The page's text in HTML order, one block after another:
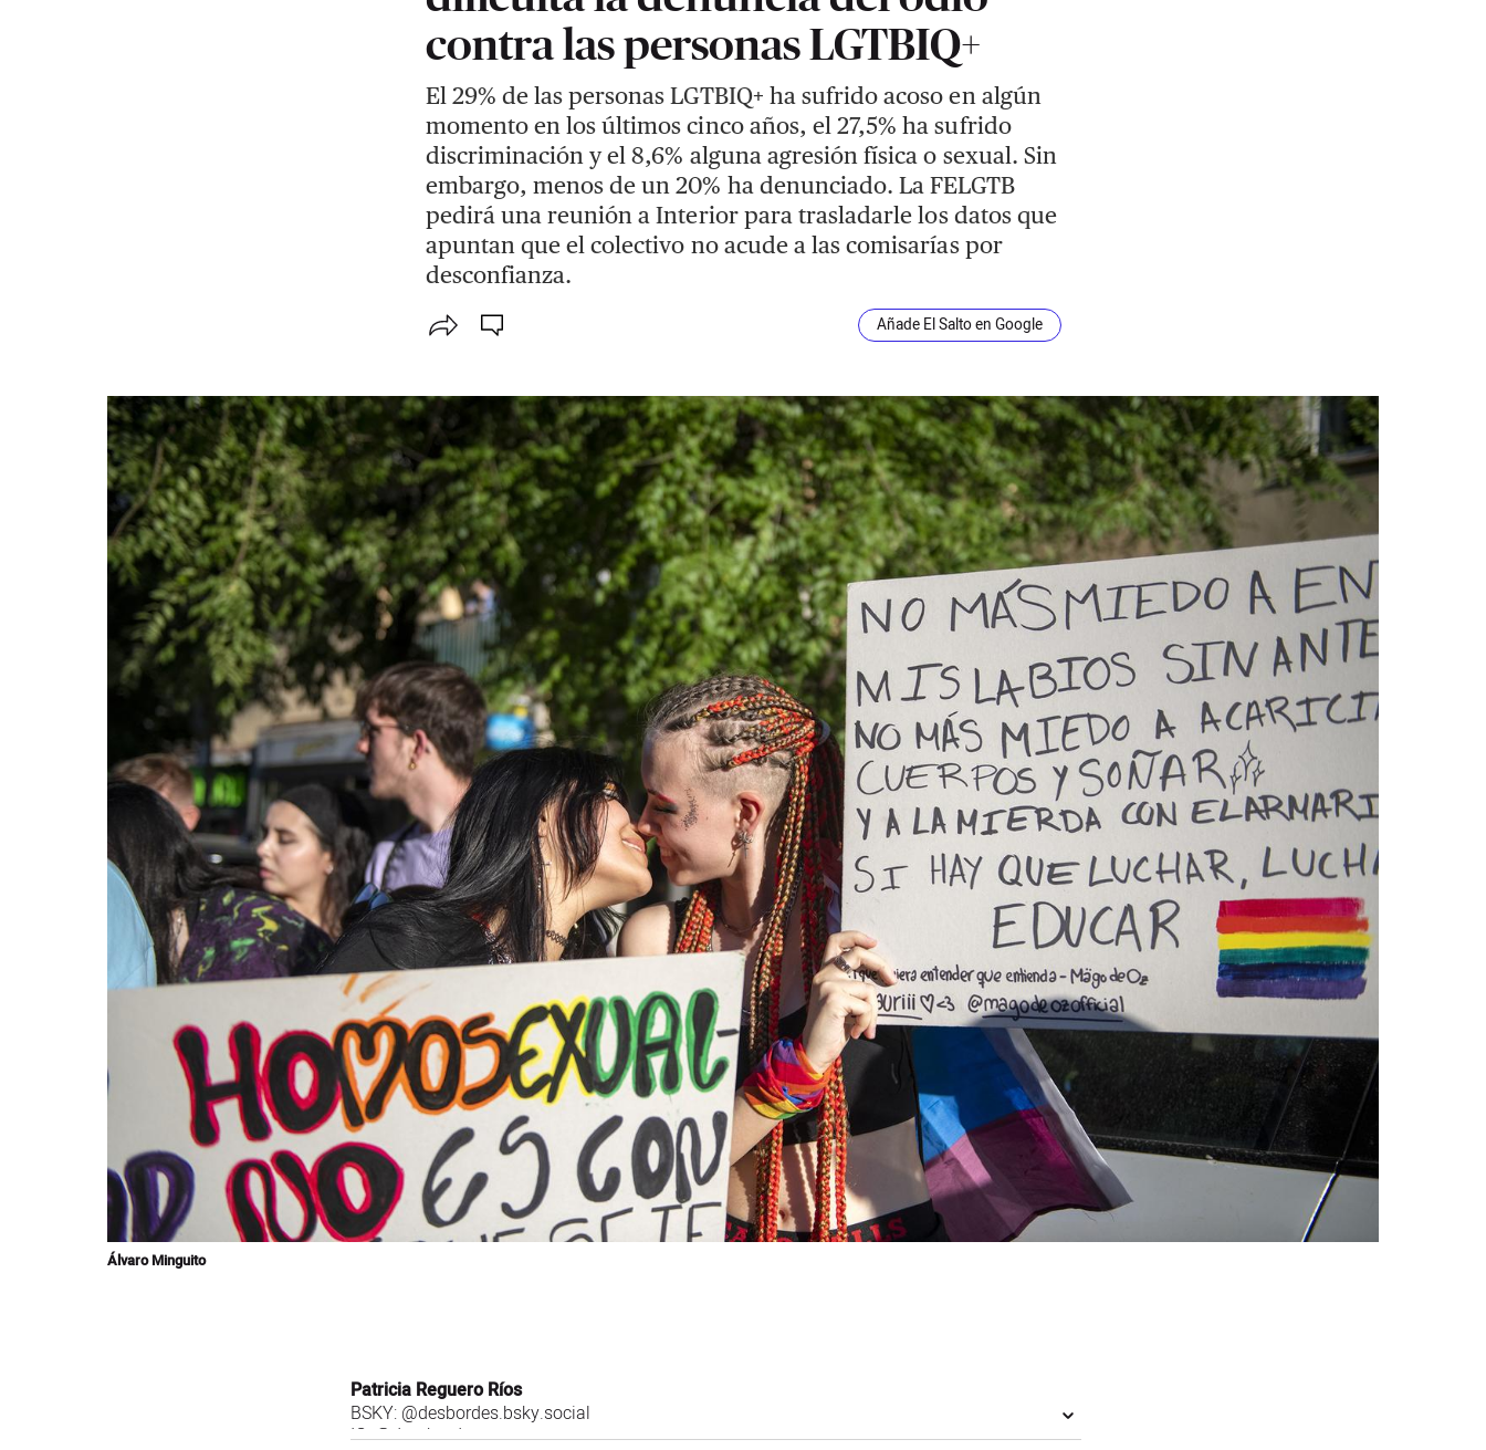
contra las personas LGTBIQ+
El 29% de las personas LGTBIQ+ ha sufrido acoso en algún
momento en los últimos cinco años, el 27,5% ha sufrido
discriminación y el 8,6% alguna agresión física o sexual. Sin
embargo, menos de un 20% ha denunciado. La FELGTB
pedirá una reunión a Interior para trasladarle los datos que
apuntan que el colectivo no acude a las comisarías por
desconfianza.
Añade El Salto en Google
Álvaro Minguito
Patricia Reguero Ríos
BSKY: @desbordes.bsky.social
IG:@des_bordes